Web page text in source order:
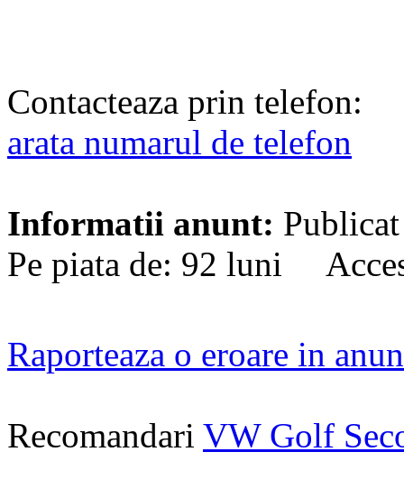
Contacteaza prin telefon:
arata numarul de telefon
Informatii anunt:
Pe piata de: 92 luni
Raporteaza o eroare in
Recomandari VW Golf